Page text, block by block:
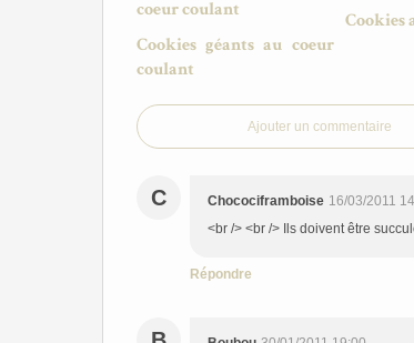
Cookies géants au coeur
coulant
Cookies
Ajouter un commentaire
C Chocociframboise 16/03/2011
<br /> <br /> Ils doivent être
Répondre